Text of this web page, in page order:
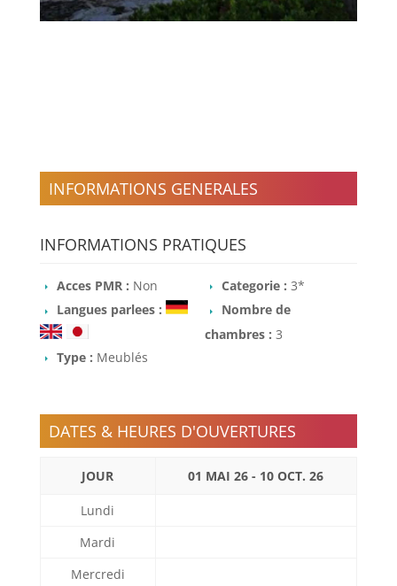
INFORMATIONS GENERALES
INFORMATIONS PRATIQUES
Acces PMR : Non
Langues parlees :
Type : Meublés
Categorie : 3*
Nombre de
chambres : 3
DATES & HEURES D'OUVERTURES
JOUR 01 MAI 26 - 10 OCT. 26
Lundi
Mardi
Mercredi